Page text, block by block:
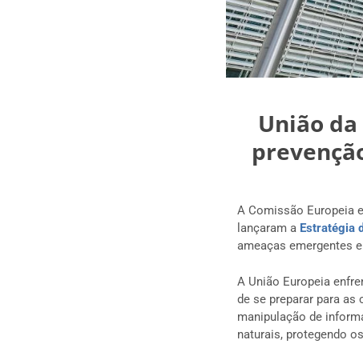
União
A Comissão Europeia
lançaram a Estratégia
ameaças emergentes
A União Europeia
de se preparar para
manipulação de
naturais, protegendo